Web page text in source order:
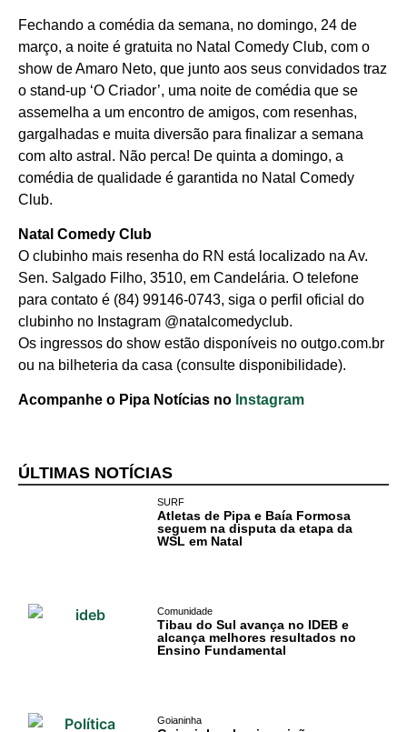
Cotidiano
Acontece no
Entretenimento
Fechando a comédia da semana, no domingo, 24 de
março, a noite é gratuita no Natal Comedy Club, com o
show de Amaro Neto, que junto aos seus convidados traz
o stand-up ‘O Criador’, uma noite de comédia que se
assemelha a um encontro de amigos, com resenhas,
gargalhadas e muita diversão para finalizar a semana
com alto astral. Não perca! De quinta a domingo, a
comédia de qualidade é garantida no Natal Comedy
Club.
Natal Comedy Club
O clubinho mais resenha do RN está localizado na Av.
Sen. Salgado Filho, 3510, em Candelária. O telefone
para contato é (84) 99146-0743, siga o perfil oficial do
clubinho no Instagram @natalcomedyclub.
Os ingressos do show estão disponíveis no outgo.com.br
ou na bilheteria da casa (consulte disponibilidade).
Acompanhe o Pipa Notícias no Instagram
ÚLTIMAS NOTÍCIAS
SURF
Atletas de Pipa e Baía Formosa
seguem na disputa da etapa da
WSL em Natal
Comunidade
Tibau do Sul avança no IDEB e
alcança melhores resultados no
Ensino Fundamental
Goianinha